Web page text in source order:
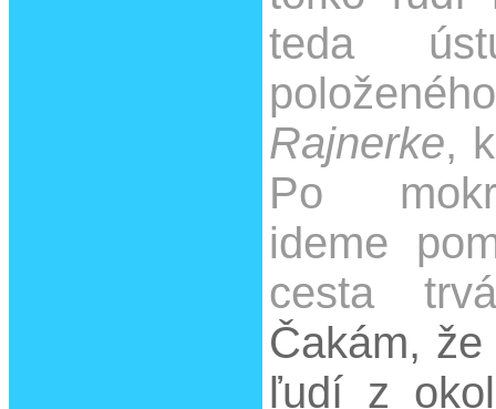
teda
Rajnerke,
Po
ideme
cesta
Čakám,
ľudí z